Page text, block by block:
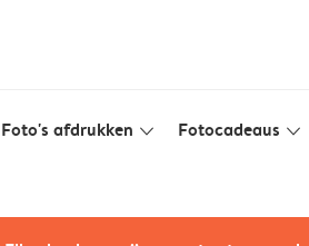
Foto's afdrukken slim_arrow_down Fotocadeaus slim_arrow_down